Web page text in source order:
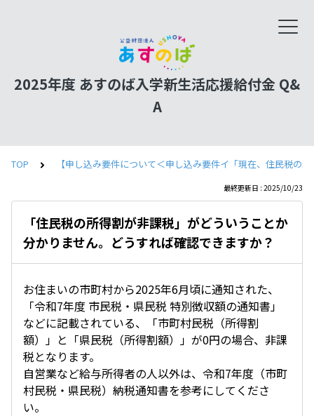
2025年度 あすのば入学新生活応援給付金 Q&
A
TOP 【申し込み要件について＜申し込み要件イ「現在、住民税の
最終更新日 : 2025/10/23
「住民税の所得割が非課税」がどういうことか
分かりません。どうすれば確認できますか？
お住まいの市町村から2025年6月頃に通知された、
「令和7年度 市民税・県民税 特別徴収額の通知書」
などに記載されている、「市町村民税（所得割
額）」と「県民税（所得割額）」が0円の場合、非課
税となります。
自営業など給与所得者の人以外は、令和7年度（市町
村民税・県民税）納税通知書を参考にしてくださ
い。